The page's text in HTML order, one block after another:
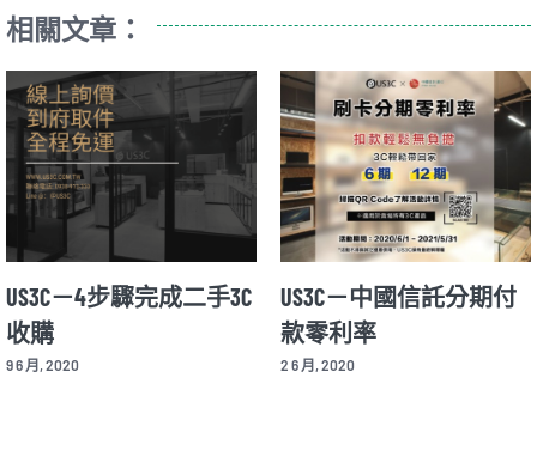
相關文章：
US3C－4步驟完成二手3C
收購
9 6 月, 2020
US3C－中國信託分期付
款零利率
2 6 月, 2020